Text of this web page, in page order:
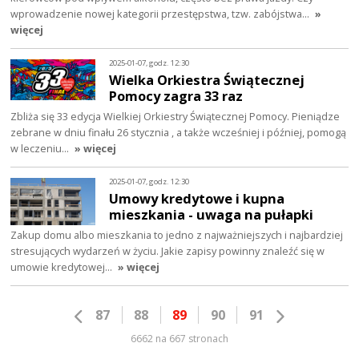
wprowadzenie nowej kategorii przestępstwa, tzw. zabójstwa… »
więcej
2025-01-07, godz. 12:30
Wielka Orkiestra Świątecznej
Pomocy zagra 33 raz
Zbliża się 33 edycja Wielkiej Orkiestry Świątecznej Pomocy. Pieniądze
zebrane w dniu finału 26 stycznia , a także wcześniej i później, pomogą
w leczeniu… » więcej
2025-01-07, godz. 12:30
Umowy kredytowe i kupna
mieszkania - uwaga na pułapki
Zakup domu albo mieszkania to jedno z najważniejszych i najbardziej
stresujących wydarzeń w życiu. Jakie zapisy powinny znaleźć się w
umowie kredytowej… » więcej
87 88 89 90 91
6662 na 667 stronach